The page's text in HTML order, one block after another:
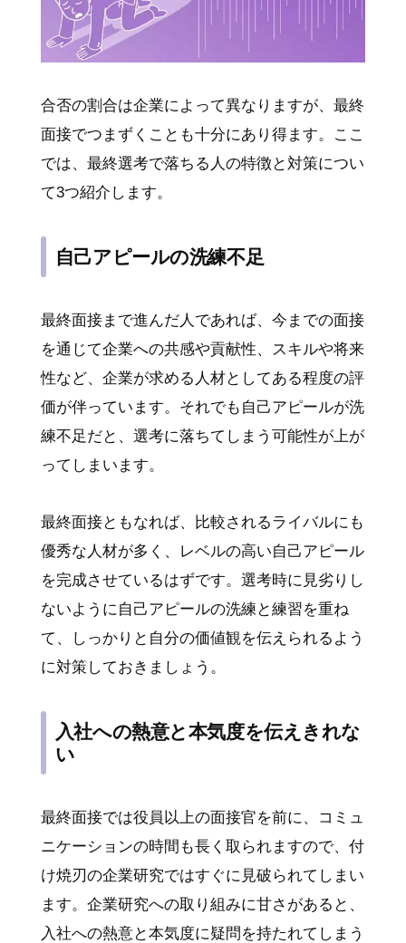
合否の割合は企業によって異なりますが、最終
面接でつまずくことも十分にあり得ます。ここ
では、最終選考で落ちる人の特徴と対策につい
て3つ紹介します。
自己アピールの洗練不足
最終面接まで進んだ人であれば、今までの面接
を通じて企業への共感や貢献性、スキルや将来
性など、企業が求める人材としてある程度の評
価が伴っています。それでも自己アピールが洗
練不足だと、選考に落ちてしまう可能性が上が
ってしまいます。
最終面接ともなれば、比較されるライバルにも
優秀な人材が多く、レベルの高い自己アピール
を完成させているはずです。選考時に見劣りし
ないように自己アピールの洗練と練習を重ね
て、しっかりと自分の価値観を伝えられるよう
に対策しておきましょう。
入社への熱意と本気度を伝えきれな
い
最終面接では役員以上の面接官を前に、コミュ
ニケーションの時間も長く取られますので、付
け焼刃の企業研究ではすぐに見破られてしまい
ます。企業研究への取り組みに甘さがあると、
入社への熱意と本気度に疑問を持たれてしまう